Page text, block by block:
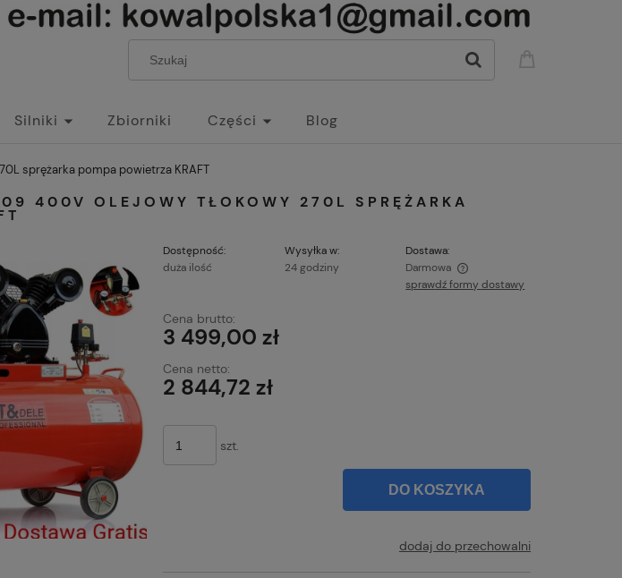
Silniki Zbiorniki Części Blog
sprężarka pompa powietrza KRAFT
400V OLEJOWY TŁOKOWY 270L SPRĘŻARKA
Dostępność:
duża ilość
Wysyłka w:
24 godziny
Dostawa:
Darmowa
płatności
sprawdź formy dostawy
Cena brutto:
3 499,00 zł
Cena netto:
2 844,72 zł
szt.
DO KOSZYKA
dodaj do przechowalni